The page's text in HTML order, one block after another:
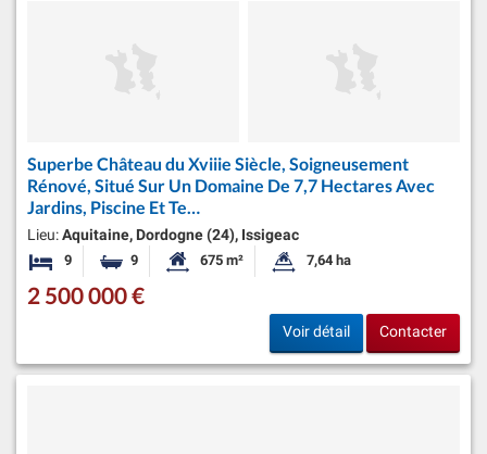
Superbe Château du Xviiie Siècle, Soigneusement
Rénové, Situé Sur Un Domaine De 7,7 Hectares Avec
Jardins, Piscine Et Te…
Lieu:Aquitaine, Dordogne (24), Issigeac
9 Chambres
9 Salles de bainsSurface habitable:
675 m² Superficie du terrain:
7,64 ha
2 500 000 €
Voir détail Contacter